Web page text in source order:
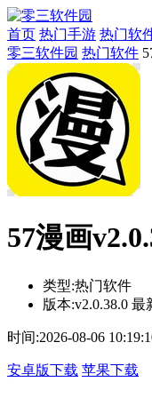
首页 热门手游 热门软
零三软件园 热门软件
57漫画
类型:热门软件
版本:v2.0.38.0 最
时间:2026-08-06
安卓版下载 苹果下载